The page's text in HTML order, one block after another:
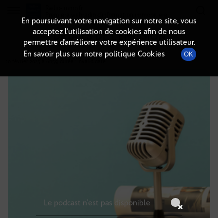
DÉTAILS DE L'ÉMISSION
En poursuivant votre navigation sur notre site, vous
acceptez l’utilisation de cookies afin de nous
permettre d’améliorer votre expérience utilisateur.
En savoir plus sur notre politique Cookies
OK
Le podcast n'est pas disponible